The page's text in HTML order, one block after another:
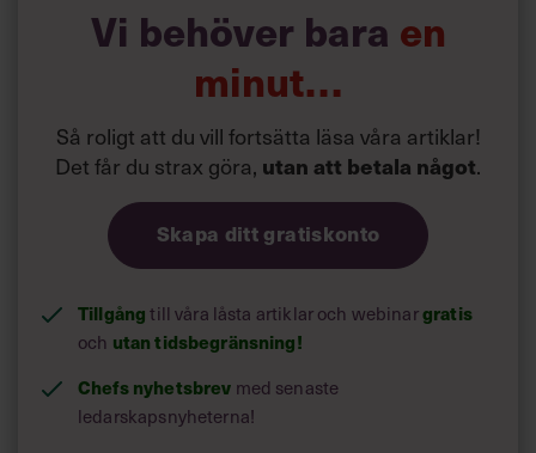
Vi behöver bara en
minut…
Så roligt att du vill fortsätta läsa våra artiklar!
Det får du strax göra, utan att betala något.
Skapa ditt gratiskonto
Tillgångtill våra låsta artiklar och webinargratis
och utan tidsbegränsning!
Chefs nyhetsbrev med senaste
ledarskapsnyheterna!